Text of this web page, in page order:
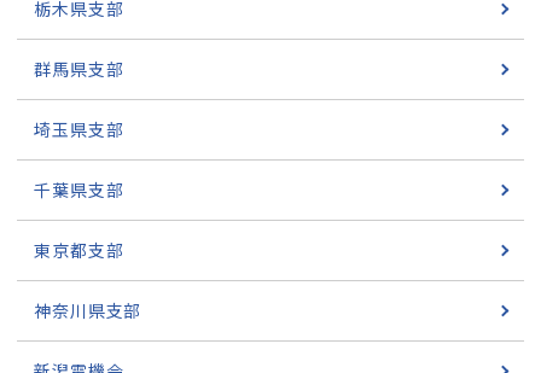
栃木県支部
群馬県支部
埼玉県支部
千葉県支部
東京都支部
神奈川県支部